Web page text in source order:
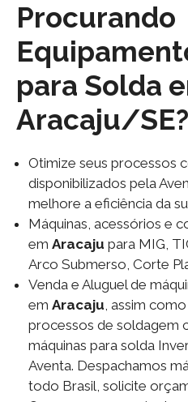
Procurando
para Solda
Aracaju/SE?
Otimize seus processos
disponibilizados pela
melhore a eficiência da
Máquinas, acessórios e
em Aracaju para MIG,
Arco Submerso, Corte
Venda e Aluguel de
em Aracaju, assim
processos de soldagem
máquinas para solda
Aventa. Despachamos
todo Brasil, solicite